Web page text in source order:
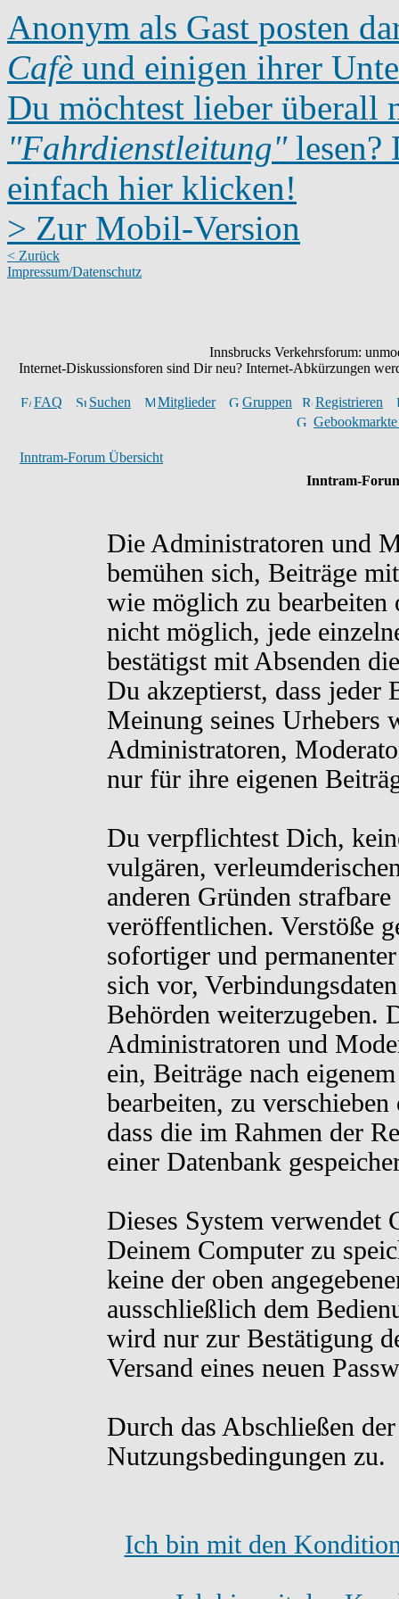
Anonym als Gast posten
Cafè und einigen ihrer
Du möchtest lieber überall
"Fahrdienstleitung"lesen?
einfach hier klicken!
> Zur Mobil-Version
< Zurück
Impressum/Datenschutz
Innsbrucks Verkehrsforum:
Internet-Diskussionsforen sind Dir neu? Internet-Abkürzungen
FAQ Suchen Mitglieder Gruppen
Registrieren
Inntram-Forum Übersicht
Inntram-
Die Administratoren und
bemühen sich, Beiträge
wie möglich zu bearbeiten
nicht möglich, jede
bestätigst mit Absenden
Du akzeptierst, dass jeder
Meinung seines Urhebers
Administratoren,
nur für ihre eigenen
Du verpflichtest Dich,
vulgären,
anderen Gründen
veröffentlichen. Verstöße
sofortiger und
sich vor,
Behörden weiterzugeben.
Administratoren und
ein, Beiträge nach
bearbeiten, zu
dass die im Rahmen der
einer Datenbank
Dieses System verwendet
Deinem Computer zu
keine der oben
ausschließlich dem
wird nur zur Bestätigung
Versand eines neuen
Durch das Abschließen
Nutzungsbedingungen zu.
Ich bin mit den